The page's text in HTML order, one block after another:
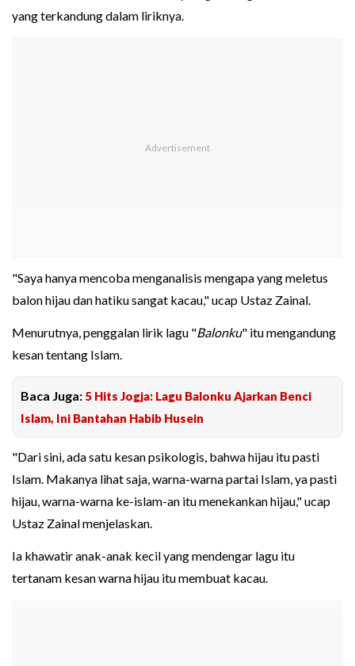
yang terkandung dalam liriknya.
"Saya hanya mencoba menganalisis mengapa yang meletus
balon hijau dan hatiku sangat kacau," ucap Ustaz Zainal.
Menurutnya, penggalan lirik lagu "Balonku" itu mengandung
kesan tentang Islam.
Baca Juga: 5 Hits Jogja: Lagu Balonku Ajarkan Benci
Islam, Ini Bantahan Habib Husein
"Dari sini, ada satu kesan psikologis, bahwa hijau itu pasti
Islam. Makanya lihat saja, warna-warna partai Islam, ya pasti
hijau, warna-warna ke-islam-an itu menekankan hijau," ucap
Ustaz Zainal menjelaskan.
Ia khawatir anak-anak kecil yang mendengar lagu itu
tertanam kesan warna hijau itu membuat kacau.